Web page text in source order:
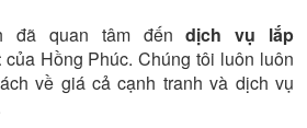
đã quan tâm đếndịch vụ lắp
của Hồng Phúc. Chúng tôi luôn luôn
về giá cả cạnh tranh và dịch vụ